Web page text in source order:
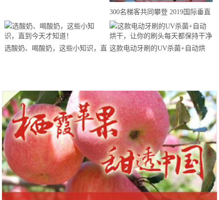
300名梯客共同攀登 2019国际垂直
马拉松超级精英赛顺德海骏达中心
站欢乐开跑
选酸奶、喝酸奶，这些小知识，直 这款电动牙刷的UV杀菌+自动烘